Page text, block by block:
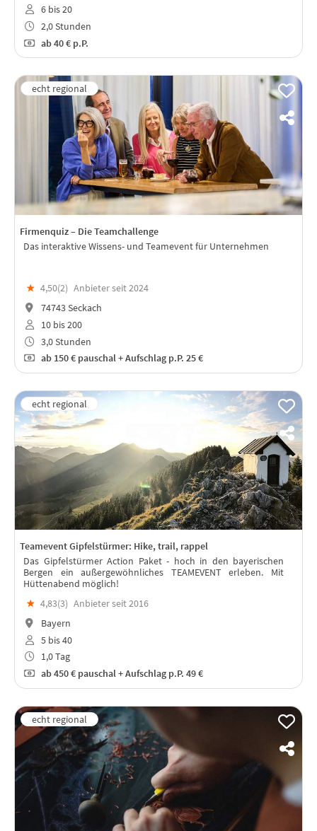
6 bis 20
2,0 Stunden
ab40 € p.P.
Firmenquiz – Die Teamchallenge
Das interaktive Wissens- und Teamevent für Unternehmen
★ 4,50(2) Anbieter seit 2024
74743 Seckach
10 bis 200
3,0 Stunden
ab150 € pauschal + Aufschlag p.P. 25 €
Teamevent Gipfelstürmer: Hike, trail, rappel
Das Gipfelstürmer Action Paket - hoch in den bayerischen
Bergen ein außergewöhnliches TEAMEVENT erleben. Mit
Hüttenabend möglich!
★ 4,83(3) Anbieter seit 2016
Bayern
5 bis 40
1,0 Tag
ab450 € pauschal + Aufschlag p.P. 49 €